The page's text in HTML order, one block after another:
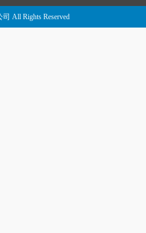
All Rights Reserved